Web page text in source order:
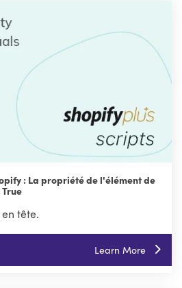
: La propriété de l'élément de
tête.
Learn More